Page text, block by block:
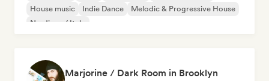
House music
Indie Dance
Melodic & Progressive House
Nu-disco / Italo
Marjorine / Dark Room in Brooklyn